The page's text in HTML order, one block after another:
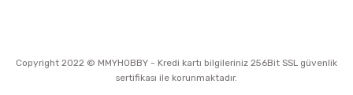
Copyright 2022 © MMYHOBBY - Kredi kartı bilgileriniz 256Bit SSL güvenlik
sertifikası ile korunmaktadır.